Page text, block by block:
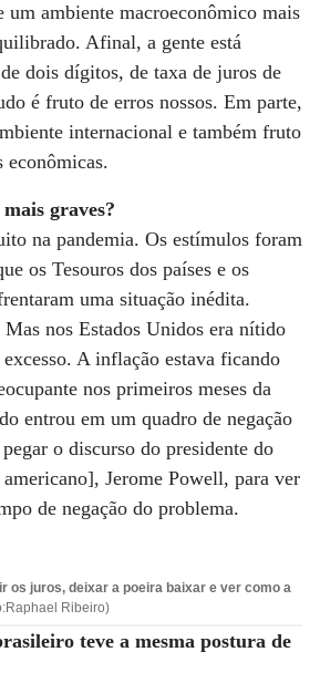
um ambiente macroeconômico mais
Afinal, a gente está
dois dígitos, de taxa de juros de
é fruto de erros nossos. Em parte,
internacional e também fruto
econômicas.
graves?
na pandemia. Os estímulos foram
os Tesouros dos países e os
uma situação inédita.
Mas nos Estados Unidos era nítido
A inflação estava ficando
nos primeiros meses da
entrou em um quadro de negação
o discurso do presidente do
Jerome Powell, para ver
de negação do problema.
os juros, deixar a poeira baixar e ver como a
Ribeiro)
teve a mesma postura de